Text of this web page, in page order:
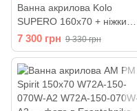
Ванна акрилова Kolo
SUPERO 160х70 + ніжки
SN14, 5342000
7 300 грн 9 330 грн